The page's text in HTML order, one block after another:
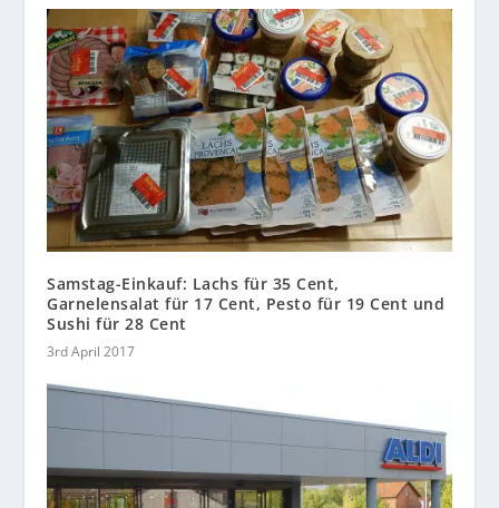
Samstag-Einkauf: Lachs für 35 Cent,
Garnelensalat für 17 Cent, Pesto für 19 Cent und
Sushi für 28 Cent
3rd April 2017